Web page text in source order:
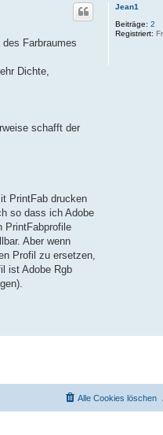
Jean1
Beiträge: 2
Registriert:
Farbraumes
Dichte,
schafft der
PrintFab drucken
so dass ich Adobe
PrintFabprofile
Aber wenn
Profil zu ersetzen,
ist Adobe Rgb
Alle Cookies löschen